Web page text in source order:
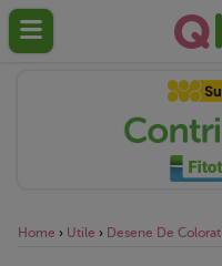
Home › Utile › Desene De Colorat